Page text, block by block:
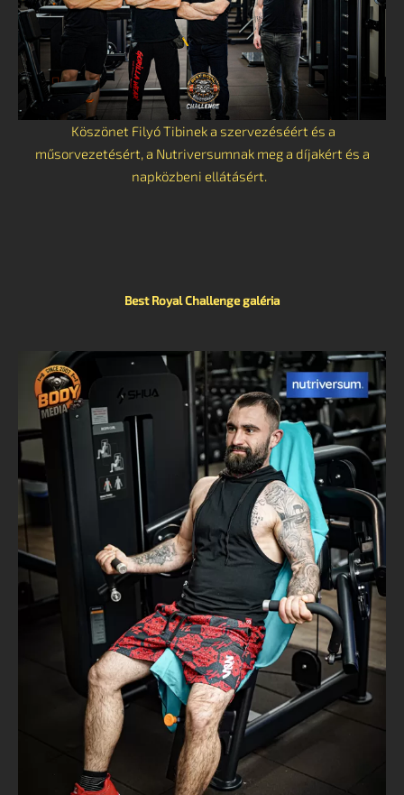
Köszönet Filyó Tibinek a szervezéséért és a
műsorvezetésért, a Nutriversumnak meg a díjakért és a
napközbeni ellátásért.
Best Royal Challenge galéria